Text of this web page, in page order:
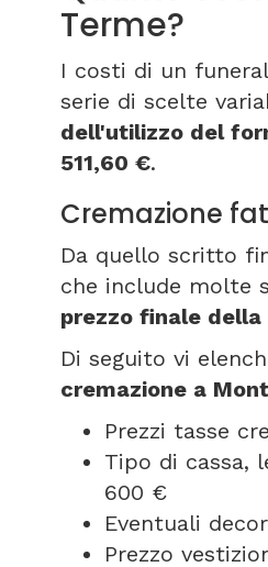
Terme?
I costi di un
serie di scelte
dell'utilizzo del
511,60 €.
Cremazione
Da quello scritto
che include molte
prezzo finale della
Di seguito vi
cremazione a
Prezzi tasse
Tipo di cassa,
600 €
Eventuali
Prezzo